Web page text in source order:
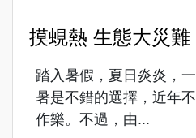
摸蜆熱 生態大災難
踏入暑假，夏日炎炎，
暑是不錯的選擇，近年
作樂。不過，由...